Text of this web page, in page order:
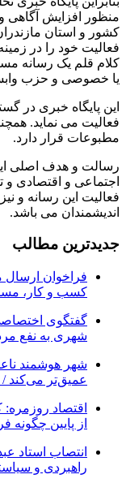
منظور افزایش آگاهی
فعالیت خود را در
کلام قلم یک رسانه
یا خصوصی و حزب
این پایگاه خبری در
فعالیت می نماید.
مطبوعات قرار دارد.
رسالت و هدف اصلی این
اجتماعی و اقتصادی و
فعالیت این رسانه و
اندیشمندان می باشد.
جدیدترین مطالب
فراخوان ارسال
کسب و کار،
گفتگوی
شهری به نفع
شهر هوشمند
عمیق‌تر می‌کند
اقتصاد
از پایین چگونه
انتصاب استاد
راهبردی و